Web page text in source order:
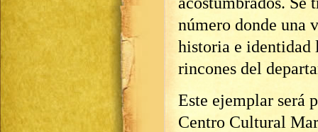
número donde una
historia e identidad
rincones del
Este ejemplar será
Centro Cultural